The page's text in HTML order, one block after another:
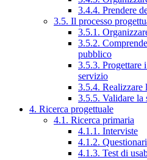
3.4.4. Prendere
3.5. Il processo
3.5.1.
3.5.2.
pubblico
3.5.3. Progettare
servizio
3.5.4. Realizzare
3.5.5. Validare la
4. Ricerca progettuale
4.1. Ricerca primaria
4.1.1. Interviste
4.1.2. Questionari
4.1.3. Test di